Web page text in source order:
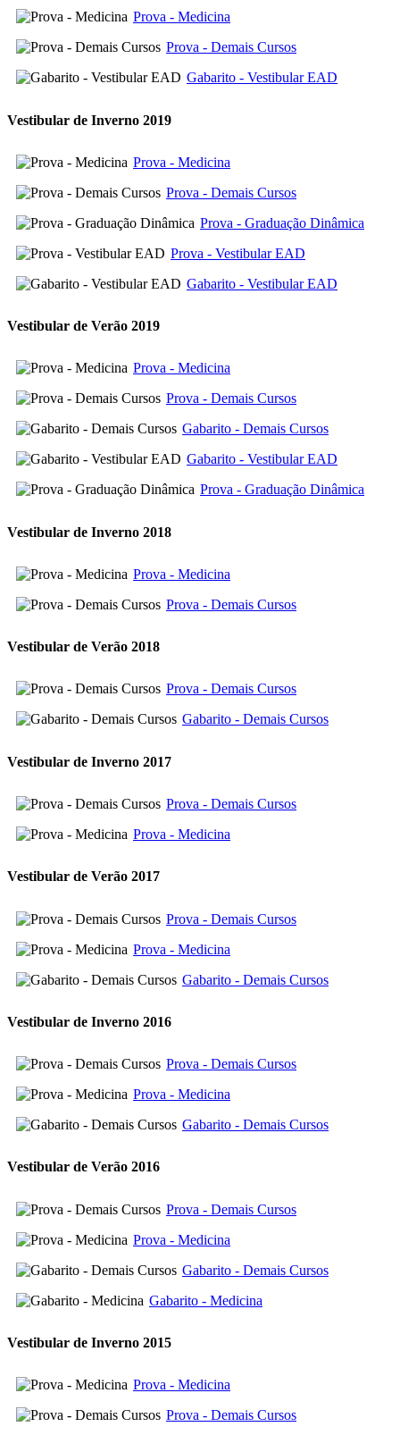
Prova - Medicina
Prova - Demais Cursos
Gabarito - Vestibular EAD
Vestibular de Inverno 2019
Prova - Medicina
Prova - Demais Cursos
Prova - Graduação Dinâmica
Prova - Vestibular EAD
Gabarito - Vestibular EAD
Vestibular de Verão 2019
Prova - Medicina
Prova - Demais Cursos
Gabarito - Demais Cursos
Gabarito - Vestibular EAD
Prova - Graduação Dinâmica
Vestibular de Inverno 2018
Prova - Medicina
Prova - Demais Cursos
Vestibular de Verão 2018
Prova - Demais Cursos
Gabarito - Demais Cursos
Vestibular de Inverno 2017
Prova - Demais Cursos
Prova - Medicina
Vestibular de Verão 2017
Prova - Demais Cursos
Prova - Medicina
Gabarito - Demais Cursos
Vestibular de Inverno 2016
Prova - Demais Cursos
Prova - Medicina
Gabarito - Demais Cursos
Vestibular de Verão 2016
Prova - Demais Cursos
Prova - Medicina
Gabarito - Demais Cursos
Gabarito - Medicina
Vestibular de Inverno 2015
Prova - Medicina
Prova - Demais Cursos